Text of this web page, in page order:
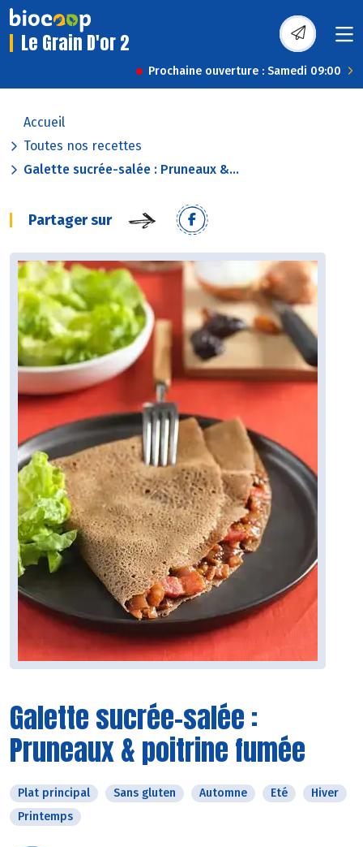
Le Grain D'or 2
Prochaine ouverture : Samedi 09:00
Accueil
Toutes nos recettes
Galette sucrée-salée : Pruneaux &...
Partager sur
Galette sucrée-salée :
Pruneaux & poitrine fumée
Plat principal Sans gluten Automne Eté
Hiver
Printemps